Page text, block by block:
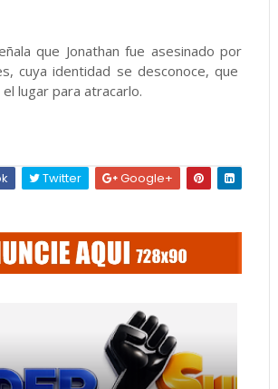
que Jonathan fue asesinado por
cuya identidad se desconoce, que
lugar para atracarlo.
Twitter Google+